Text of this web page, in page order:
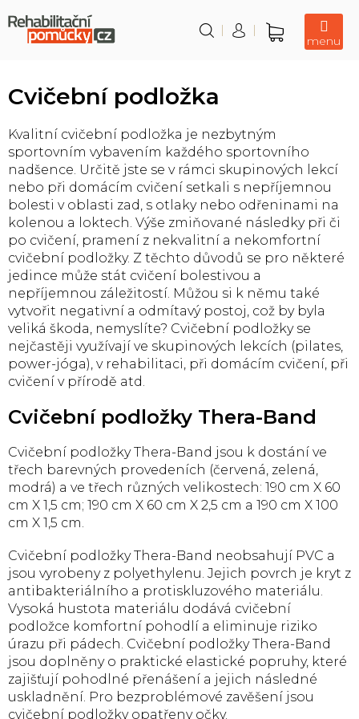
na
obsah
Nákupní
Cvičební podložka
Kvalitní cvičební podložka je nezbytným
sportovním vybavením každého sportovního
nadšence. Určitě jste se v rámci skupinových lekcí
nebo při domácím cvičení setkali s nepříjemnou
bolesti v oblasti zad, s otlaky nebo odřeninami na
kolenou a loktech. Výše zmiňované následky při či
po cvičení, pramení z nekvalitní a nekomfortní
cvičební podložky. Z těchto důvodů se pro některé
jedince může stát cvičení bolestivou a
nepříjemnou záležitostí. Můžou si k němu také
vytvořit negativní a odmítavý postoj, což by byla
veliká škoda, nemyslíte? Cvičební podložky se
nejčastěji využívají ve skupinových lekcích (pilates,
power-jóga), v rehabilitaci, při domácím cvičení, při
cvičení v přírodě atd.
Cvičební podložky Thera-Band
Cvičební podložky Thera-Band jsou k dostání ve
třech barevných provedeních (červená, zelená,
modrá) a ve třech různých velikostech: 190 cm X 60
cm X 1,5 cm; 190 cm X 60 cm X 2,5 cm a 190 cm X 100
cm X 1,5 cm.
Cvičební podložky Thera-Band neobsahují PVC a
jsou vyrobeny z polyethylenu. Jejich povrch je kryt z
antibakteriálního a protiskluzového materiálu.
Vysoká hustota materiálu dodává cvičební
podložce komfortní pohodlí a eliminuje riziko
úrazu při pádech. Cvičební podložky Thera-Band
jsou doplněny o praktické elastické popruhy, které
zajišťují pohodlné přenášení a jejich následné
uskladnění. Pro bezproblémové zavěšení jsou
cvičební podložky opatřeny očky.